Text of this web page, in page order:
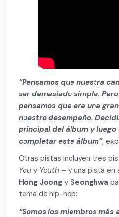
“Pensamos que nuestra
ser demasiado simple.
pensamos que era una
nuestro desempeño.
principal del álbum y
completar este álbum”,
Otras pistas incluyen tres
You y Youth – y una pista en
Hong Joong y Seonghwa
tema de hip-hop:
“Somos los miembros más